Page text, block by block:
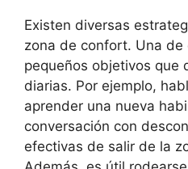
Existen diversas
zona de confort. Una
pequeños objetivos que
diarias. Por ejemplo,
aprender una nueva
conversación con
efectivas de salir de la